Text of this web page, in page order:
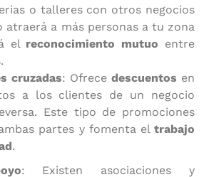
o talleres con otros negocios
atraerá a más personas a tu zona
el reconocimiento mutuo entre
cruzadas: Ofrece descuentos en
a los clientes de un negocio
Este tipo de promociones
partes y fomenta el trabajo
.
: Existen asociaciones y